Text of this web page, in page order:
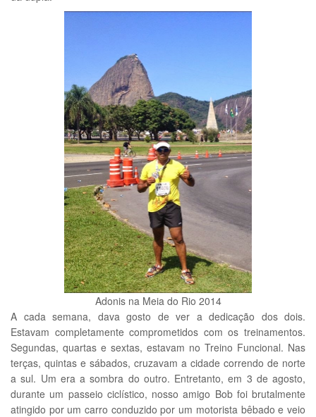
Adonis na Meia do Rio 2014
A cada semana, dava gosto de ver a dedicação dos dois.
Estavam completamente comprometidos com os treinamentos.
Segundas, quartas e sextas, estavam no Treino Funcional. Nas
terças, quintas e sábados, cruzavam a cidade correndo de norte
a sul. Um era a sombra do outro. Entretanto, em 3 de agosto,
durante um passeio ciclístico, nosso amigo Bob foi brutalmente
atingido por um carro conduzido por um motorista bêbado e veio